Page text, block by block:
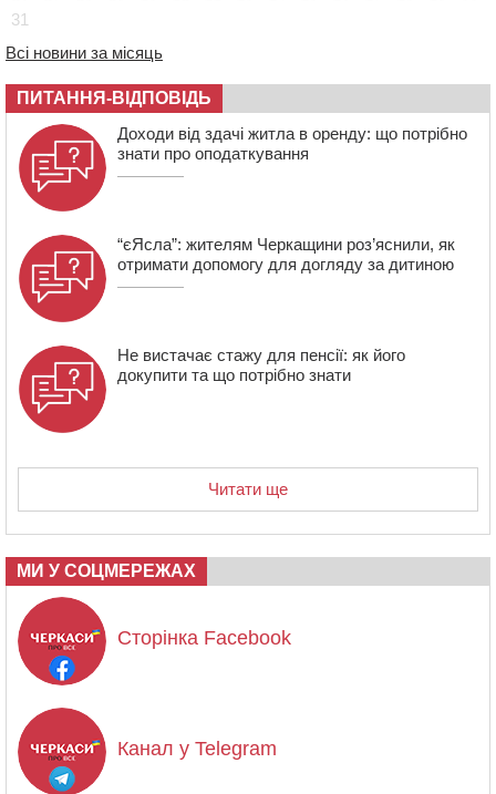
04 СЕРПНЯ 2026, ВІВТОРОК
20:54 На Черкащині очікують пік спеки
України з веслування
19:40 Бійці КОРДу Черкащини повернулися з фронту: на
зміну їм вирушили побратими
31
Всі новини за місяць
ПИТАННЯ-ВІДПОВІДЬ
Доходи від здачі житла в оренду: що потрібно
знати про оподаткування
“єЯсла”: жителям Черкащини роз’яснили, як
отримати допомогу для догляду за дитиною
Не вистачає стажу для пенсії: як його
докупити та що потрібно знати
Читати ще
МИ У СОЦМЕРЕЖАХ
Сторінка Facebook
Канал у Telegram